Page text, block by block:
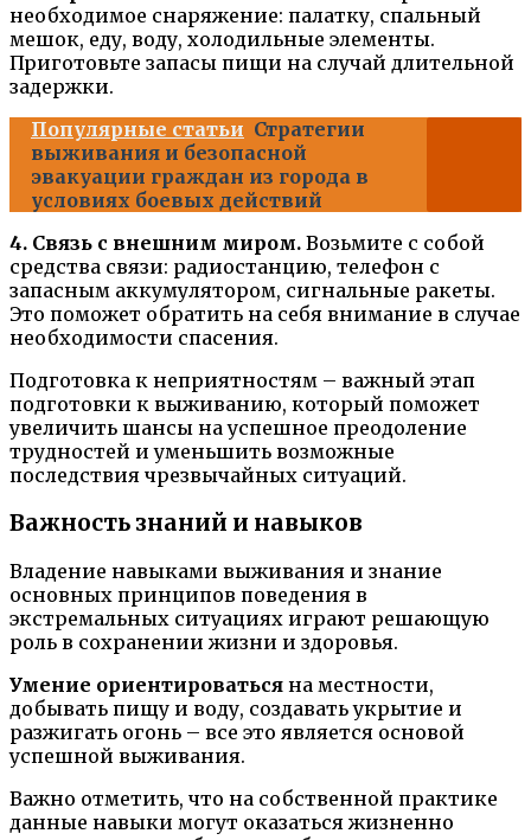
необходимое снаряжение: палатку, спальный
мешок, еду, воду, холодильные элементы.
Приготовьте запасы пищи на случай длительной
задержки.
Популярные статьи Стратегии
выживания и безопасной
эвакуации граждан из города в
условиях боевых действий
4. Связь с внешним миром. Возьмите с собой
средства связи: радиостанцию, телефон с
запасным аккумулятором, сигнальные ракеты.
Это поможет обратить на себя внимание в случае
необходимости спасения.
Подготовка к неприятностям – важный этап
подготовки к выживанию, который поможет
увеличить шансы на успешное преодоление
трудностей и уменьшить возможные
последствия чрезвычайных ситуаций.
Важность знаний и навыков
Владение навыками выживания и знание
основных принципов поведения в
экстремальных ситуациях играют решающую
роль в сохранении жизни и здоровья.
Умение ориентироваться на местности,
добывать пищу и воду, создавать укрытие и
разжигать огонь – все это является основой
успешной выживания.
Важно отметить, что на собственной практике
данные навыки могут оказаться жизненно